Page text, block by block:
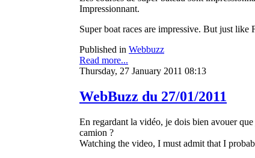
Impressionnant.
Super boat races are impressive. But just
Published in Webbuzz
Read more...
Thursday, 27 January 2011 08:13
WebBuzz du 27/01/2011
En regardant la vidéo, je dois bien avouer
camion ?
Watching the video, I must admit that I